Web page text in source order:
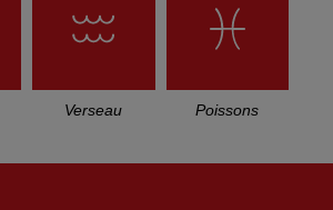
Verseau Poissons